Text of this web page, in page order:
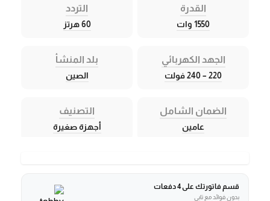
القدرة
1550 وات
التردد
60 هرتز
الجهد الكهربائي
220 – 240 فولت
بلد المنشأ
الصين
الضمان الشامل
عامين
التصنيف
أجهزة صغيرة
قسم فاتورتك على 4 دفعات
بدون فوائد مع تابي